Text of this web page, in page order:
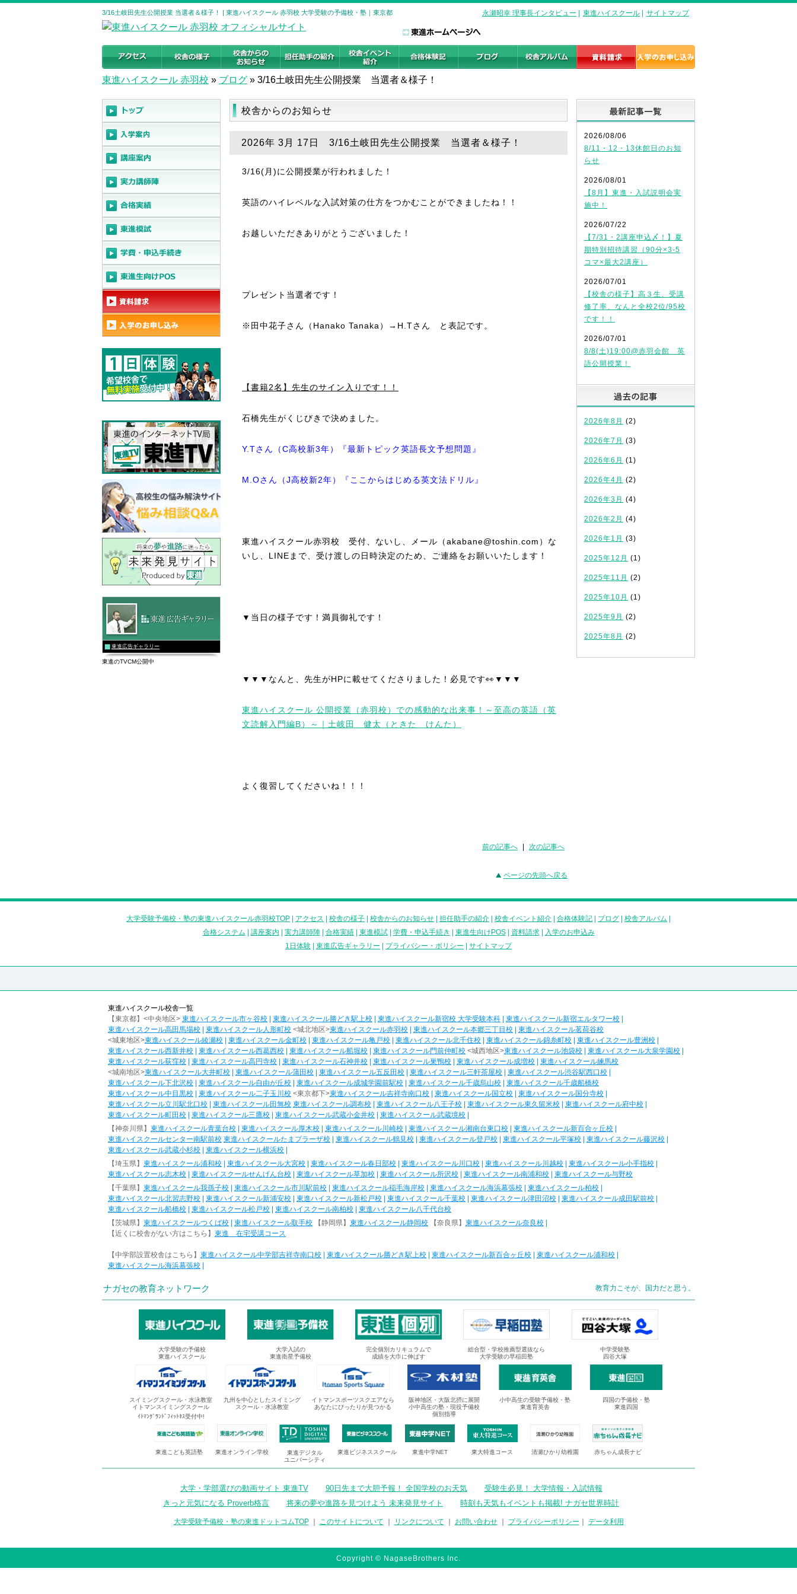
3/16土岐田先生公開授業 当選者＆様子！ | 東進ハイスクール 赤羽校 大学受験の予備校・塾｜東京都 永瀬昭幸 理事長インタビュー 東進ハイスクール サイトマップ
東進ハイスクール 赤羽校 » ブログ » 3/16土岐田先生公開授業 当選者＆様子！
校舎からのお知らせ
2026年 3月 17日 3/16土岐田先生公開授業 当選者＆様子！
3/16(月)に公開授業が行われました！
英語のハイレベルな入試対策の仕方をつかむことができましたね！！
お越しいただきありがとうございました！
プレゼント当選者です！
※田中花子さん（Hanako Tanaka）→H.Tさん と表記です。
【書籍2名】先生のサイン入りです！！
石橋先生がくじびきで決めました。
Y.Tさん（C高校新3年）『最新トピック英語長文予想問題』
M.Oさん（J高校新2年）『ここからはじめる英文法ドリル』
東進ハイスクール赤羽校 受付、ないし、メール（akabane@toshin.com）な
いし、LINEまで、受け渡しの日時決定のため、ご連絡をお願いいたします！
▼当日の様子です！満員御礼です！
▼▼▼なんと、先生がHPに載せてくださりました！必見です👀▼▼▼
東進ハイスクール 公開授業（赤羽校）での感動的な出来事！～至高の英語（英
文読解入門編B）～｜土岐田 健太（ときた けんた）
よく復習してくださいね！！！
前の記事へ 次の記事へ
ページの先頭へ戻る
2026/08/06
8/11・12・13休館日のお知
らせ
2026/08/01
【8月】東進・入試説明会実
施中！
2026/07/22
【7/31・2講座申込〆！】夏
期特別招待講習（90分×3-5
コマ×最大2講座）
2026/07/01
【校舎の様子】高３生、受講
修了率、なんと全校2位/95校
です！！
2026/07/01
8/8(土)19:00@赤羽会館 英
語公開授業！
2026年8月 (2)
2026年7月 (3)
2026年6月 (1)
2026年4月 (2)
2026年3月 (4)
2026年2月 (4)
2026年1月 (3)
2025年12月 (1)
2025年11月 (2)
2025年10月 (1)
2025年9月 (2)
2025年8月 (2)
東進広告ギャラリー
東進のTVCM公開中
大学受験予備校・塾の東進ハイスクール赤羽校TOP アクセス 校舎の様子 校舎からのお知らせ 担任助手の紹介 校舎イベント紹介 合格体験記 ブログ 校舎アルバム
合格システム
講座案内 実力講師陣| 合格実績| 東進模試| 学費・申込手続き 東進生向けPOS| 資料請求|
入学のお申込み
1日体験
東進広告ギャラリー プライバシー・ポリシー サイトマップ
東進ハイスクール校舎一覧
【東京都】<中央地区> 東進ハイスクール市ヶ谷校 東進ハイスクール勝どき駅上校 東進ハイスクール新宿校 大学受験本科 東進ハイスクール新宿エルタワー校
東進ハイスクール高田馬場校
東進ハイスクール人形町校 <城北地区>東進ハイスクール赤羽校 東進ハイスクール本郷三丁目校
東進ハイスクール茗荷谷校
<城東地区>東進ハイスクール綾瀬校 東進ハイスクール金町校 東進ハイスクール亀戸校 東進ハイスクール北千住校 東進ハイスクール錦糸町校 東進ハイスクール豊洲校
東進ハイスクール西新井校
東進ハイスクール西葛西校 東進ハイスクール船堀校 東進ハイスクール門前仲町校 <城西地区>東進ハイスクール池袋校 東進ハイスクール大泉学園校
東進ハイスクール荻窪校
東進ハイスクール高円寺校 東進ハイスクール石神井校 東進ハイスクール巣鴨校 東進ハイスクール成増校
東進ハイスクール練馬校
<城南地区>東進ハイスクール大井町校 東進ハイスクール蒲田校 東進ハイスクール五反田校 東進ハイスクール三軒茶屋校 東進ハイスクール渋谷駅西口校
東進ハイスクール下北沢校
東進ハイスクール自由が丘校 東進ハイスクール成城学園前駅校 東進ハイスクール千歳烏山校
東進ハイスクール千歳船橋校
東進ハイスクール中目黒校
東進ハイスクール二子玉川校 <東京都下>東進ハイスクール吉祥寺南口校 東進ハイスクール国立校 東進ハイスクール国分寺校
東進ハイスクール立川駅北口校
東進ハイスクール田無校 東進ハイスクール調布校 東進ハイスクール八王子校 東進ハイスクール東久留米校 東進ハイスクール府中校
東進ハイスクール町田校
東進ハイスクール三鷹校 東進ハイスクール武蔵小金井校 東進ハイスクール武蔵境校
【神奈川県】 東進ハイスクール青葉台校 東進ハイスクール厚木校 東進ハイスクール川崎校 東進ハイスクール湘南台東口校 東進ハイスクール新百合ヶ丘校
東進ハイスクールセンター南駅前校 東進ハイスクールたまプラーザ校 東進ハイスクール鶴見校 東進ハイスクール登戸校 東進ハイスクール平塚校 東進ハイスクール藤沢校
東進ハイスクール武蔵小杉校
東進ハイスクール横浜校
【埼玉県】 東進ハイスクール浦和校 東進ハイスクール大宮校 東進ハイスクール春日部校 東進ハイスクール川口校 東進ハイスクール川越校 東進ハイスクール小手指校
東進ハイスクール志木校
東進ハイスクールせんげん台校 東進ハイスクール草加校 東進ハイスクール所沢校 東進ハイスクール南浦和校
東進ハイスクール与野校
【千葉県】 東進ハイスクール我孫子校 東進ハイスクール市川駅前校 東進ハイスクール稲毛海岸校 東進ハイスクール海浜幕張校 東進ハイスクール柏校
東進ハイスクール北習志野校
東進ハイスクール新浦安校 東進ハイスクール新松戸校 東進ハイスクール千葉校 東進ハイスクール津田沼校 東進ハイスクール成田駅前校
東進ハイスクール船橋校
東進ハイスクール松戸校 東進ハイスクール南柏校
東進ハイスクール八千代台校
【茨城県】 東進ハイスクールつくば校 東進ハイスクール取手校 【静岡県】 東進ハイスクール静岡校 【奈良県】 東進ハイスクール奈良校
【近くに校舎がない方はこちら】 東進 在宅受講コース
【中学部設置校舎はこちら】 東進ハイスクール中学部吉祥寺南口校 東進ハイスクール勝どき駅上校 東進ハイスクール新百合ヶ丘校 東進ハイスクール浦和校
東進ハイスクール海浜幕張校
ナガセの教育ネットワーク 教育力こそが、国力だと思う。
大学受験の予備校
東進ハイスクール
大学入試の
東進衛星予備校
完全個別カリキュラムで
成績を大巾に伸ばす
総合型・学校推薦型選抜なら
大学受験の早稲田塾
中学受験塾
四谷大塚
スイミングスクール・水泳教室
イトマンスイミングスクール
ｲﾄﾏﾝｸﾞﾗﾝﾄﾞﾌｨｯﾄﾈｽ受付中!
九州を中心としたスイミング
スクール・水泳教室
イトマンスポーツスクエアなら
あなたにぴったりが見つかる
阪神地区・大阪北摂に展開
小中高生の塾・現役予備校
個別指導
小中高生の受験予備校・塾
東進育英舎
四国の予備校・塾
東進四国
東進こども英語塾 東進オンライン学校
東進デジタル
ユニバーシティ
東進ビジネススクール 東進中学NET 東大特進コース 清瀬ひかり幼稚園 赤ちゃん成長ナビ
大学・学部選びの動画サイト 東進TV 90日先まで大胆予報！ 全国学校のお天気
受験生必見！ 大学情報・入試情報
きっと元気になる Proverb格言
将来の夢や進路を見つけよう 未来発見サイト 時刻も天気もイベントも掲載! ナガセ世界時計
大学受験予備校・塾の東進ドットコムTOP｜ このサイトについて リンクについて お問い合わせ｜ プライバシーポリシー データ利用
Copyright © NagaseBrothers Inc.